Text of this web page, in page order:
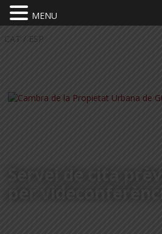
CAT / ESP
Servei de cita
per
MENU